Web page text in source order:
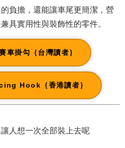
負擔，還能讓車尾更簡潔，營
具實用性與裝飾性的零件。
車掛勾｛台灣讀者｝
Hook｛香港讀者｝
人想一次全部裝上去呢